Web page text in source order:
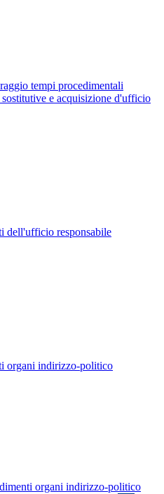
tempi procedimentali
e acquisizione d'ufficio
dell'ufficio responsabile
organi indirizzo-politico
organi indirizzo-politico